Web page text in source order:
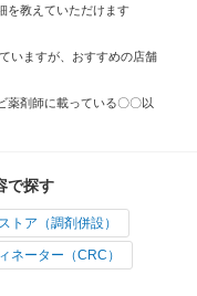
を教えていただけます
いますが、おすすめの店舗
薬剤師に載っている〇〇以
で探す
トア（調剤併設）
ネーター（CRC）